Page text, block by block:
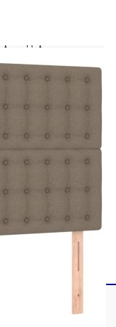
крака